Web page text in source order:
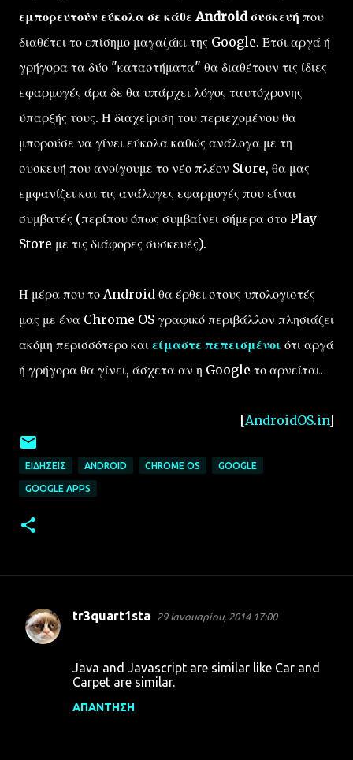
εμπορευτούν εύκολα σε κάθε Android συσκευή που
διαθέτει το επίσημο μαγαζάκι της Google. Έτσι αργά ή
γρήγορα τα δύο "καταστήματα" θα διαθέτουν τις ίδιες
εφαρμογές άρα δε θα υπάρχει λόγος ταυτόχρονης
ύπαρξής τους. Η διαχείριση του περιεχομένου θα
μπορούσε να γίνει εύκολα καθώς ανάλογα με τη
συσκευή που ανοίγουμε το νέο πλέον Store, θα μας
εμφανίζει και τις ανάλογες εφαρμογές που είναι
συμβατές (περίπου όπως συμβαίνει σήμερα στο Play
Store με τις διάφορες συσκευές).
Η μέρα που το Android θα έρθει στους υπολογιστές
μας με ένα Chrome OS γραφικό περιβάλλον πλησιάζει
ακόμη περισσότερο και είμαστε πεπεισμένοι ότι αργά
ή γρήγορα θα γίνει, άσχετα αν η Google το αρνείται.
[AndroidOS.in]
ΕΙΔΉΣΕΙΣ ANDROID CHROME OS GOOGLE
GOOGLE APPS
Σ
tr3quart1sta 29 Ιανουαρίου, 2014 17:00
Java and Javascript are similar like Car and
Carpet are similar.
ΑΠΆΝΤΗΣΗ